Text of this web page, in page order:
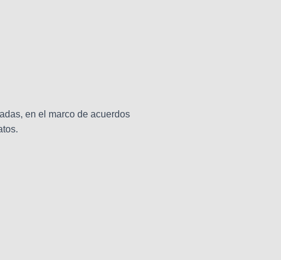
en el marco de acuerdos